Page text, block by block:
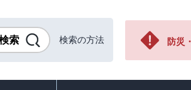
検索の方法 防災